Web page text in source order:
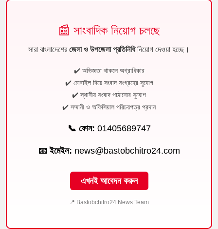
📰 সাংবাদিক নিয়োগ চলছে
সারা বাংলাদেশেরজেলা ও উপজেলা প্রতিনিধিনিয়োগ দেওয়া হচ্ছে।
✔️ অভিজ্ঞতা থাকলে অগ্রাধিকার
✔️ মোবাইল দিয়ে সংবাদ সংগ্রহের সুযোগ
✔️ স্থানীয় সংবাদ পাঠানোর সুযোগ
✔️ সম্মানী ও অফিসিয়াল পরিচয়পত্র প্রদান
📞 ফোন: 01405689747
📧 ইমেইল: news@bastobchitro24.com
এখনই আবেদন করুন
📍 Bastobchitro24 News Team